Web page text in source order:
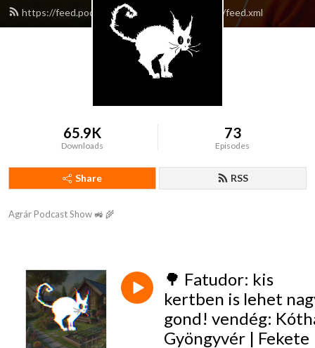
https://feed.podbean.com/feketetechnologia/feed.xml
65.9K
Downloads
73
Episodes
Share RSS
Agrár Podcast Show 🚜 🌾
🌳 Fatudor: kis
kertben is lehet
gond! vendég:
Gyöngyvér | Fekete